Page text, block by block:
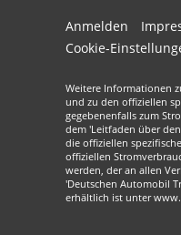
Anmelden
Cookie-
Weitere Informationen
und zu den offiziellen
gegebenenfalls zum
dem 'Leitfaden über
die offiziellen
offiziellen
werden, der an allen
'Deutschen Automobil
erhältlich ist unter